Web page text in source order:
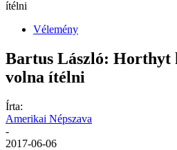
ítélni
Vélemény
Bartus László: Horthyt
volna ítélni
Írta:
Amerikai Népszava
-
2017-06-06